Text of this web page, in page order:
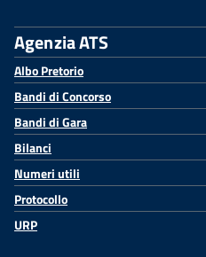
Agenzia ATS
Albo Pretorio
Bandi di Concorso
Bandi di Gara
Bilanci
Numeri utili
Protocollo
URP